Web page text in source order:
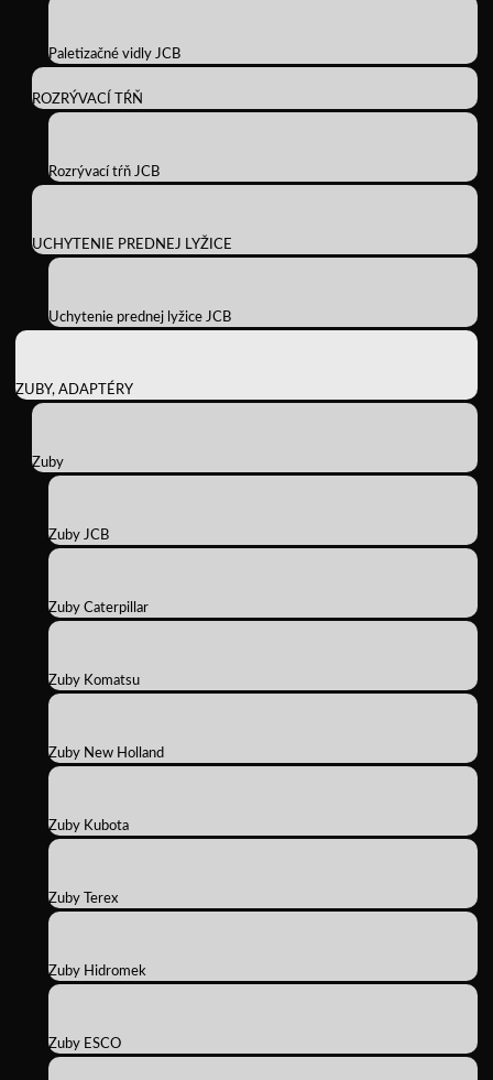
Paletizačné vidly JCB
ROZRÝVACÍ TŔŇ
Rozrývací tŕň JCB
UCHYTENIE PREDNEJ LYŽICE
Uchytenie prednej lyžice JCB
ZUBY, ADAPTÉRY
Zuby
Zuby JCB
Zuby Caterpillar
Zuby Komatsu
Zuby New Holland
Zuby Kubota
Zuby Terex
Zuby Hidromek
Zuby ESCO